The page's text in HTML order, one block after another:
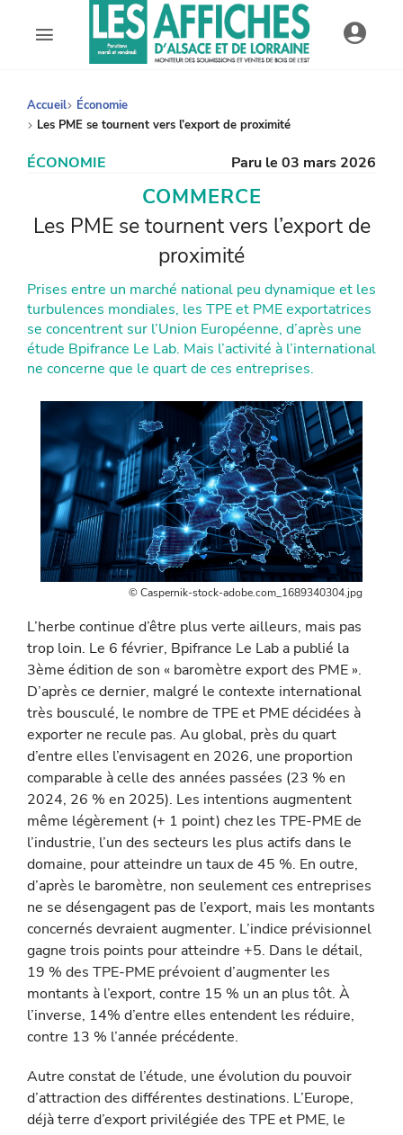
AFDAL - Les affiches d'Alsace et de Lorraine
Accueil
Économie
Les PME se tournent vers l’export de proximité
ÉCONOMIE Paru le 03 mars 2026
COMMERCE
Les PME se tournent vers l’export de
proximité
Prises entre un marché national peu dynamique et les
turbulences mondiales, les TPE et PME exportatrices
se concentrent sur l’Union Européenne, d’après une
étude Bpifrance Le Lab. Mais l’activité à l’international
ne concerne que le quart de ces entreprises.
© Caspernik-stock-adobe.com_1689340304.jpg
L’herbe continue d’être plus verte ailleurs, mais pas
trop loin. Le 6 février, Bpifrance Le Lab a publié la
3ème édition de son « baromètre export des PME ».
D’après ce dernier, malgré le contexte international
très bousculé, le nombre de TPE et PME décidées à
exporter ne recule pas. Au global, près du quart
d’entre elles l’envisagent en 2026, une proportion
comparable à celle des années passées (23 % en
2024, 26 % en 2025). Les intentions augmentent
même légèrement (+ 1 point) chez les TPE-PME de
l’industrie, l’un des secteurs les plus actifs dans le
domaine, pour atteindre un taux de 45 %. En outre,
d’après le baromètre, non seulement ces entreprises
ne se désengagent pas de l’export, mais les montants
concernés devraient augmenter. L’indice prévisionnel
gagne trois points pour atteindre +5. Dans le détail,
19 % des TPE-PME prévoient d’augmenter les
montants à l’export, contre 15 % un an plus tôt. À
l’inverse, 14% d’entre elles entendent les réduire,
contre 13 % l’année précédente.
Autre constat de l’étude, une évolution du pouvoir
d’attraction des différentes desti­nations. L’Europe,
déjà terre d’export pri­vilégiée des TPE et PME, le